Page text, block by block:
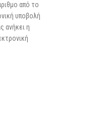
από το
υποβολή
ανήκει η